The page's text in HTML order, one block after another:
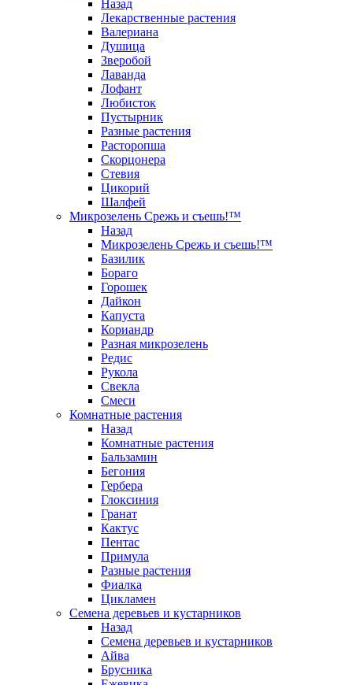
Назад
Лекарственные растения
Валериана
Душица
Зверобой
Лаванда
Лофант
Любисток
Пустырник
Разные растения
Расторопша
Скорцонера
Стевия
Цикорий
Шалфей
Микрозелень Срежь и съешь!™
Назад
Микрозелень Срежь и съешь!™
Базилик
Бораго
Горошек
Дайкон
Капуста
Кориандр
Разная микрозелень
Редис
Рукола
Свекла
Смеси
Комнатные растения
Назад
Комнатные растения
Бальзамин
Бегония
Гербера
Глоксиния
Гранат
Кактус
Пентас
Примула
Разные растения
Фиалка
Цикламен
Семена деревьев и кустарников
Назад
Семена деревьев и кустарников
Айва
Брусника